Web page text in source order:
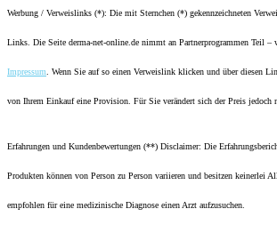
Werbung / Verweislinks (*): Die mit Sternchen (*) gekennzeichneten
Links. Die Seite derma-net-online.de nimmt an Partnerprogrammen Teil –
Impressum. Wenn Sie auf so einen Verweislink klicken und über diesen
von Ihrem Einkauf eine Provision. Für Sie verändert sich der Preis jedoch
Erfahrungen und Kundenbewertungen (**) Disclaimer: Die
Produkten können von Person zu Person variieren und besitzen keinerlei
empfohlen für eine medizinische Diagnose einen Arzt aufzusuchen.